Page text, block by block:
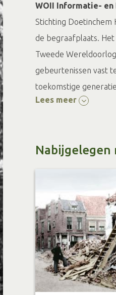
WOII Informatie-
Stichting
de begraafplaats.
Tweede
gebeurtenissen vast
toekomstige
stichting. Kijk voor
Lees meer
Nabijgelegen